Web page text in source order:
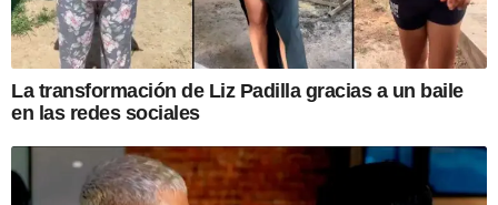
La transformación de Liz Padilla gracias a un baile
en las redes sociales